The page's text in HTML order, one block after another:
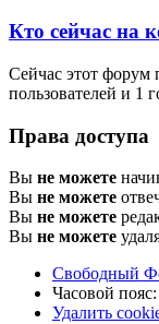
Кто сейчас на
Сейчас этот форум
пользователей и 1
Права доступа
Вы не можете
Вы не можете
Вы не можете
Вы не можете
Свободный
Часовой пояс:
Удалить